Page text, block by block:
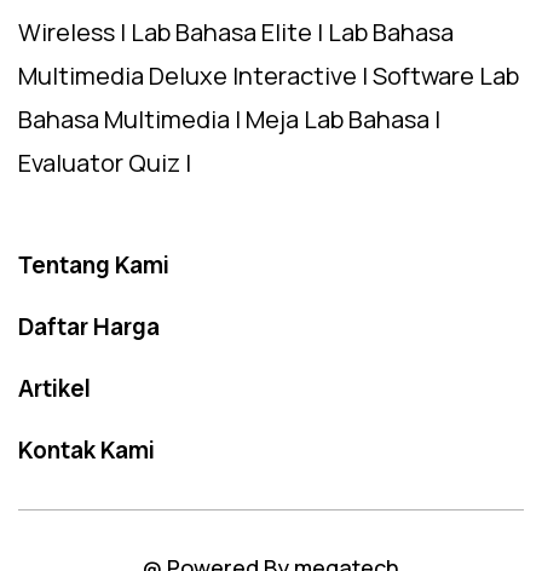
Wireless | Lab Bahasa Elite | Lab Bahasa
Multimedia Deluxe Interactive | Software Lab
Bahasa Multimedia | Meja Lab Bahasa |
Evaluator Quiz |
Tentang Kami
Daftar Harga
Artikel
Kontak Kami